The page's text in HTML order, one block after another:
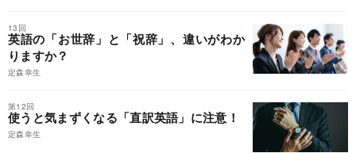
13回
英語の「お世辞」と「祝辞」、違いがわか
りますか？
定森幸生
第12回
使うと気まずくなる「直訳英語」に注意！
定森幸生